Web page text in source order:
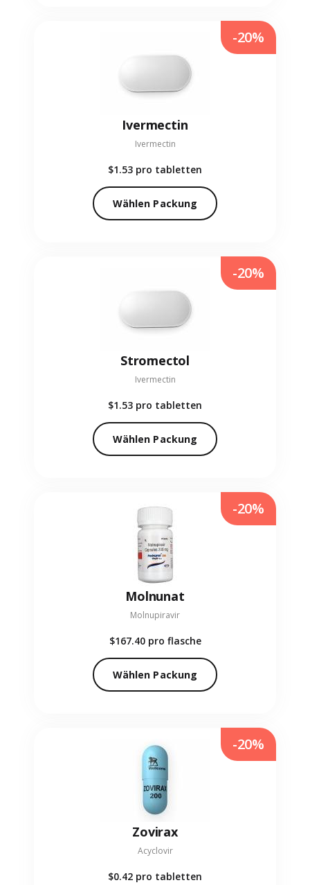
Ivermectin
Ivermectin
$1.53 pro tabletten
Wählen Packung
-20%
Stromectol
Ivermectin
$1.53 pro tabletten
Wählen Packung
-20%
Molnunat
Molnupiravir
$167.40 pro flasche
Wählen Packung
-20%
Zovirax
Acyclovir
$0.42 pro tabletten
-20%